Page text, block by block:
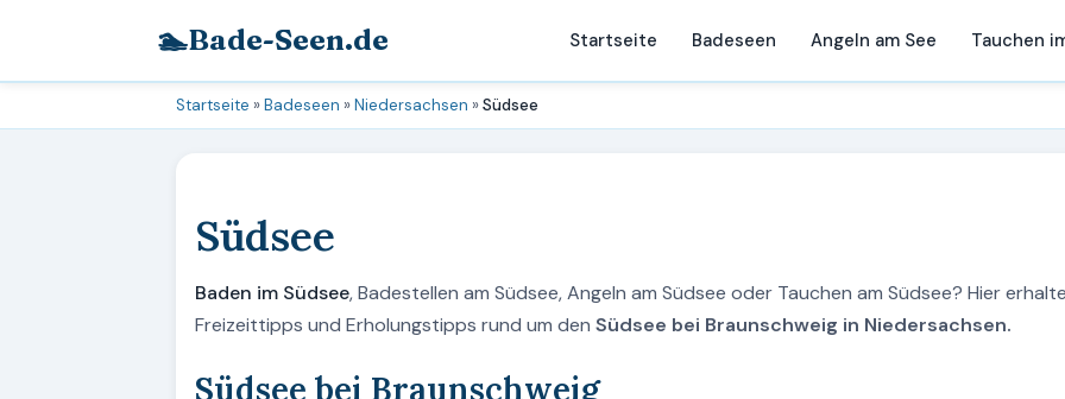
🏊Bade-Seen.de Startseite Badeseen Angeln am See Tauchen
Startseite »Badeseen »Niedersachsen »Südsee
Südsee
Baden im Südsee, Badestellen am Südsee, Angeln am Südsee oder Tauchen am Südsee? Hier
Freizeittipps und Erholungstipps rund um den Südsee bei Braunschweig in Niedersachsen.
Südsee bei Braunschweig